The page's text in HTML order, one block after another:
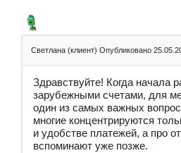
Светлана (клиент) Опубликовано
Здравствуйте! Когда начала
зарубежными счетами, для
один из самых важных
многие концентрируются
и удобстве платежей, а про
вспоминают уже позже.